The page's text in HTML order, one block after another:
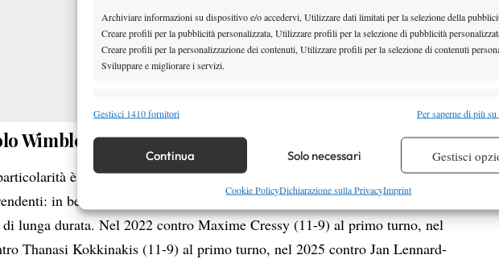
Archiviare informazioni su dispositivo e/o accedervi, Utilizzare dati limitati per la selezione della
Creare profili per la pubblicità personalizzata, Utilizzare profili per la selezione di pubblicità
Creare profili per la personalizzazione dei contenuti, Utilizzare profili per la selezione di contenuti
Sviluppare e migliorare i servizi.
Funzionalità
Identificare i dispositivi in base alle informazioni trasmesse automaticamente.
Garantire la sicurezza, prevenire e rilevare frodi, correggere errori,
Erogare e presentare pubblicità e contenuto, Salvare e comunicare le
scelte sulla privacy.
Gestisci 1410 fornitori Per saperne di più
Continua Solo necessari Gestisci
Cookie PolicyDichiarazione sulla PrivacyImprint
Wimbledon
è quella dello Slam londinese, in cui ha registrato numeri ancor
in ben quattro delle ultime cinque edizioni ha ceduto il passo nei
lunga durata. Nel 2022 contro Maxime Cressy (11-9) al primo turno, nel
Thanasi Kokkinakis (11-9) al primo turno, nel 2025 contro Jan Lennard-